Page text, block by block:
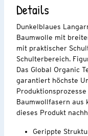
Details
Dunkelblaues
Baumwolle mit
mit praktischer
Schulterbereich.
Das Global Organic
garantiert höchste
Baumwollfasern aus
dieses Produkt
Gerippte